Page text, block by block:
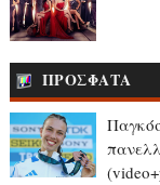
ΠΡΟΣΦΑΤΑ